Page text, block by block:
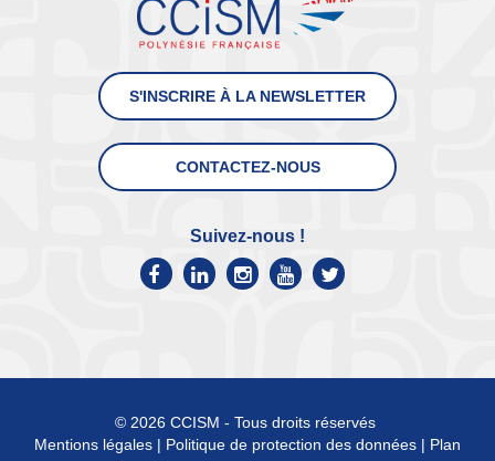
S'INSCRIRE À LA NEWSLETTER
CONTACTEZ-NOUS
Suivez-nous !
© 2026 CCISM - Tous droits réservés
Mentions légales | Politique de protection des données | Plan